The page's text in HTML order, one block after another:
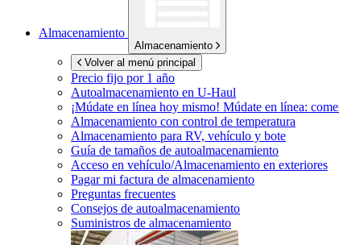
Almacenamiento
Almacenamiento
Volver al menú principal
Precio fijo por 1 año
Autoalmacenamiento en U-Haul
¡Múdate en línea hoy mismo! Múdate en línea:
Almacenamiento con control de temperatura
Almacenamiento para RV, vehículo y bote
Guía de tamaños de autoalmacenamiento
Acceso en vehículo/Almacenamiento en exteriores
Pagar mi factura de almacenamiento
Preguntas frecuentes
Consejos de autoalmacenamiento
Suministros de almacenamiento